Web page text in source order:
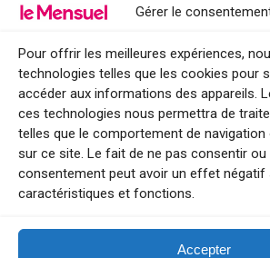
Gérer le
Pour offrir les meilleures expériences,
technologies telles que les cookies pour
accéder aux informations des appareils.
ces technologies nous permettra de
telles que le comportement de navigation
sur ce site. Le fait de ne pas consentir ou
consentement peut avoir un effet négatif
caractéristiques et fonctions.
Accepter
Points de diffusion Var et Alpes-Maritimes : oû
Le Mensuel en PDF : consultez le magazine en
Qui sommes-nous ?
BFM Top Sorties
EVENT
Tourisme week-end : envie de vous évader le
Explorez nos bonnes adresses